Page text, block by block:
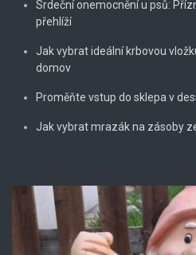
Srdeční onemocnění u psů:
přehlíží
Jak vybrat ideální krbovou
domov
Proměňte vstup do sklepa v
Jak vybrat mrazák na zásoby